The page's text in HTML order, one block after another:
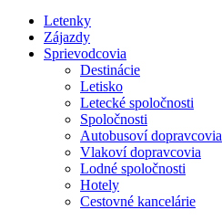
Letenky
Zájazdy
Sprievodcovia
Destinácie
Letisko
Letecké spoločnosti
Spoločnosti
Autobusoví dopravcovia
Vlakoví dopravcovia
Lodné spoločnosti
Hotely
Cestovné kancelárie